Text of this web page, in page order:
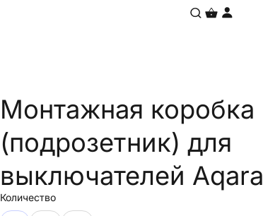
Монтажная коробка
(подрозетник) для
выключателей Aqara
Количество